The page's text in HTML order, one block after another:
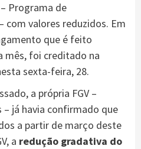
Programa de
com valores reduzidos. Em
que é feito
mês, foi creditado na
sexta-feira, 28.
a própria FGV –
– já havia confirmado que
a partir de março deste
a redução gradativa do